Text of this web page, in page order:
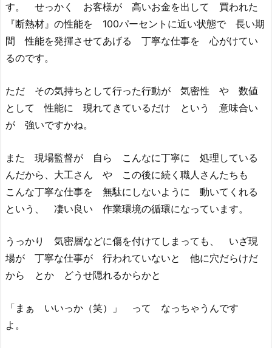
す。 せっかく お客様が 高いお金を出して 買われた
『断熱材』の性能を 100パーセントに近い状態で 長い期
間 性能を発揮させてあげる 丁寧な仕事を 心がけてい
るのです。
ただ その気持ちとして行った行動が 気密性 や 数値
として 性能に 現れてきているだけ という 意味合い
が 強いですかね。
また 現場監督が 自ら こんなに丁寧に 処理している
んだから、大工さん や この後に続く職人さんたちも
こんな丁寧な仕事を 無駄にしないように 動いてくれる
という、 凄い良い 作業環境の循環になっています。
うっかり 気密層などに傷を付けてしまっても、 いざ現
場が 丁寧な仕事が 行われていないと 他に穴だらけだ
から とか どうせ隠れるからかと
「まぁ いいっか（笑）」 って なっちゃうんです
よ。